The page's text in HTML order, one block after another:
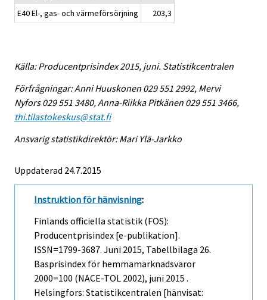
E40 El-, gas- och värmeförsörjning
203,3
Källa: Producentprisindex 2015, juni. Statistikcentralen
Förfrågningar: Anni Huuskonen 029 551 2992, Mervi
Nyfors 029 551 3480, Anna-Riikka Pitkänen 029 551 3466,
thi.tilastokeskus@stat.fi
Ansvarig statistikdirektör: Mari Ylä-Jarkko
Uppdaterad 24.7.2015
Instruktion för hänvisning:
Finlands officiella statistik (FOS):
Producentprisindex [e-publikation].
ISSN=1799-3687. Juni 2015, Tabellbilaga 26.
Basprisindex för hemmamarknadsvaror
2000=100 (NACE-TOL 2002), juni 2015 .
Helsingfors: Statistikcentralen [hänvisat: